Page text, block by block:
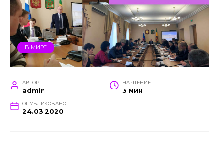
В МИРЕ
АВТОР
admin
НА ЧТЕНИЕ
3 мин
ОПУБЛИКОВАНО
24.03.2020